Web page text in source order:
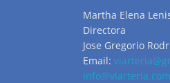
Martha Elena
Directora
Jose Gregorio
Email:
info@viarteria.com